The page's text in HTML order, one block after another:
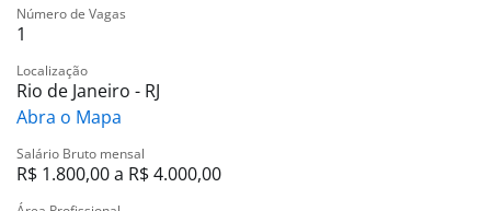
Locais de trabalho: Zona Norte, Zona Oeste e Baixada
Fluminense.
Se você é um profissional de vendas que gosta de
desafios, metas e oportunidades reais de ganho,
queremos conhecer você.
Número de Vagas
1
Localização
Rio de Janeiro - RJ
Abra o Mapa
Salário Bruto mensal
R$ 1.800,00 a R$ 4.000,00